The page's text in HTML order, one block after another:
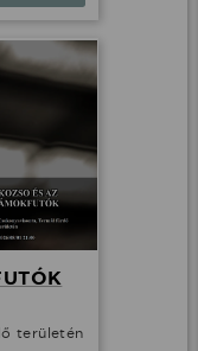
területén